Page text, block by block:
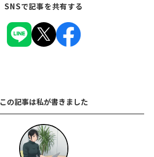
SNSで記事を共有する
この記事は私が書きました